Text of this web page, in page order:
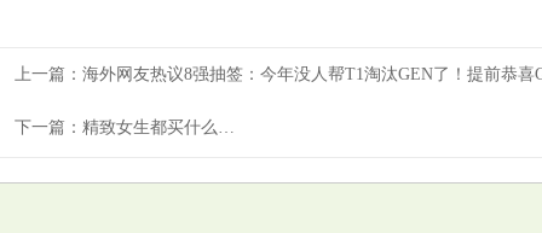
上一篇： 海外网友热议8强抽签：今年没人帮T1淘汰GEN了！提前恭喜
下一篇： 精致女生都买什么…